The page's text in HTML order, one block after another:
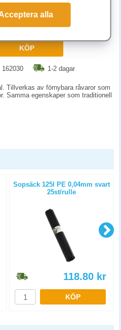
kr (inkl. moms)
KÖP
162030 1-2 dagar
Tillverkas av förnybara råvaror som
Samma egenskaper som traditionell
Sopsäck 125l PE 0,04mm svart
25st/rulle
118.80 kr
KÖP
alla